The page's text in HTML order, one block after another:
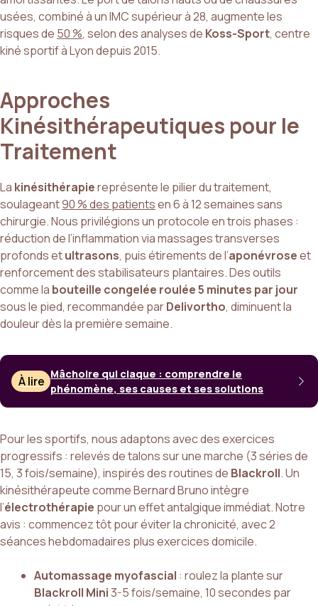
usées, combiné à un IMC supérieur à 28, augmente les
risques de 50 %, selon des analyses de Koss-Sport, centre
kiné sportif à Lyon depuis 2015.
Approches
Kinésithérapeutiques pour le
Traitement
La kinésithérapiereprésente le pilier du traitement,
soulageant90 % des patientsen 6 à 12 semaines sans
chirurgie. Nous privilégions un protocole en trois phases :
réduction de l’inflammation via massages transverses
profonds etultrasons, puis étirements de l’aponévroseet
renforcement des stabilisateurs plantaires. Des outils
comme la bouteille congelée roulée 5 minutes par jour
sous le pied, recommandée parDelivortho, diminuent la
douleur dès la première semaine.
À lire Mâchoire qui claque : comprendre le
phénomène, ses causes et ses solutions
Pour les sportifs, nous adaptons avec des exercices
progressifs : relevés de talons sur une marche (3 séries de
15, 3 fois/semaine), inspirés des routines de Blackroll. Un
kinésithérapeute comme Bernard Bruno intègre
l’électrothérapie pour un effet antalgique immédiat. Notre
avis : commencez tôt pour éviter la chronicité, avec 2
séances hebdomadaires plus exercices domicile.
Automassage myofascial : roulez la plante sur
Blackroll Mini3-5 fois/semaine, 10 secondes par